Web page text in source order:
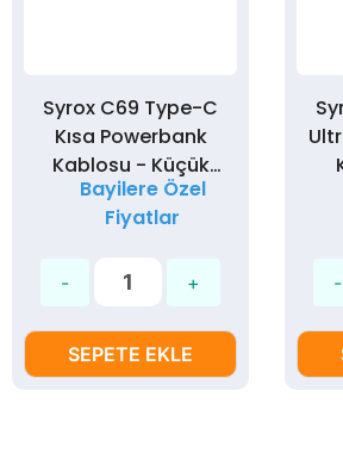
Syrox C69 Type-C
Kısa Powerbank
Kablosu - Küçük
Data Kablosu
20cm
Bayilere Özel
Fiyatlar
SEPETE EKLE